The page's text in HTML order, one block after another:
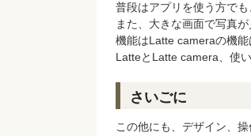
普段はアプリを使う方で
また、大きな画面で写真
機能はLatte cameraの機
LatteとLatte camera、使
さいごに
この他にも、デザイン、